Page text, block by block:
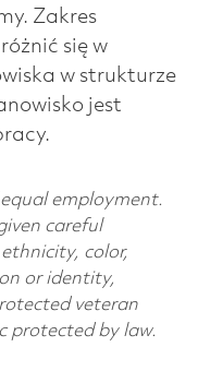
Zakres
się w
w strukturze
jest
employment.
careful
color,
or identity,
veteran
protected by law.